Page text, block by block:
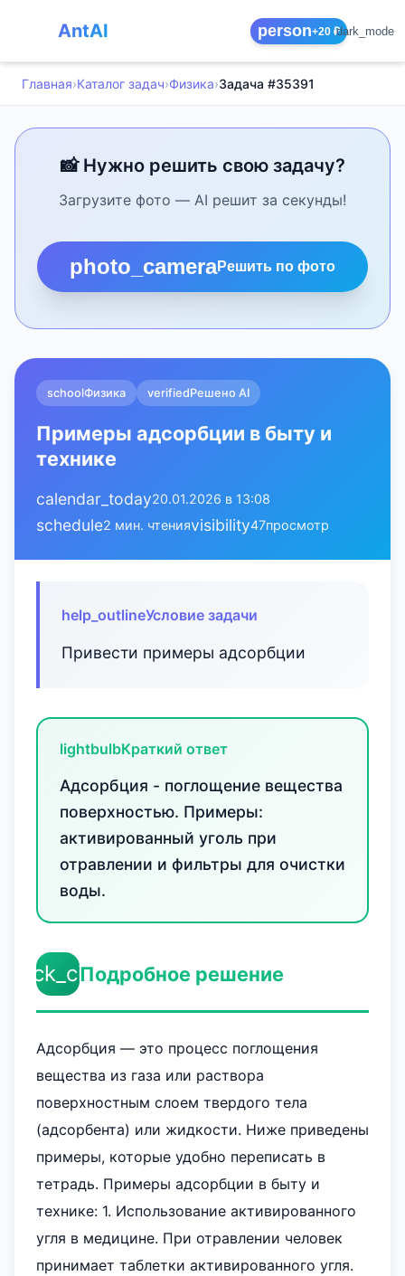
AntAI person+20 ₽dark_mode
Главная›Каталог задач›Физика›Задача #35391
📸 Нужно решить свою задачу?
Загрузите фото — AI решит за секунды!
photo_cameraРешить по фото
schoolФизика verifiedРешено AI
Примеры адсорбции в быту и
технике
calendar_today20.01.2026 в 13:08
schedule2 мин. чтенияvisibility47просмотр
help_outlineУсловие задачи
Привести примеры адсорбции
lightbulbКраткий ответ
Адсорбция - поглощение вещества
поверхностью. Примеры:
активированный уголь при
отравлении и фильтры для очистки
воды.
Подробное решение
Адсорбция — это процесс поглощения
вещества из газа или раствора
поверхностным слоем твердого тела
(адсорбента) или жидкости. Ниже приведены
примеры, которые удобно переписать в
тетрадь. Примеры адсорбции в быту и
технике: 1. Использование активированного
угля в медицине. При отравлении человек
принимает таблетки активированного угля.